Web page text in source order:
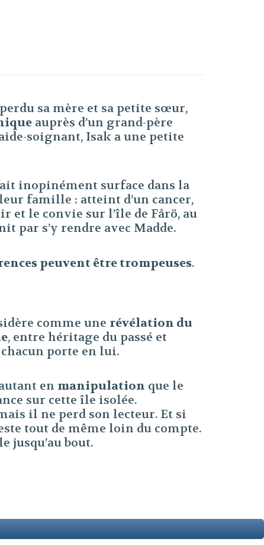
sa mère et sa petite sœur,
auprès d’un grand-père
soignant, Isak a une petite
inopinément surface dans la
famille : atteint d’un cancer,
et le convie sur l’île de Fårö, au
par s’y rendre avec Madde.
peuvent être trompeuses.
comme une révélation du
, entre héritage du passé et
chacun porte en lui.
en manipulation que le
sur cette île isolée.
il ne perd son lecteur. Et si
tout de même loin du compte.
jusqu’au bout.